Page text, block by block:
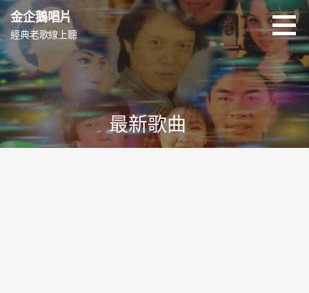
跳
至
主
要
內
容
金企鵝唱片
經典老歌線上聽
最新歌曲